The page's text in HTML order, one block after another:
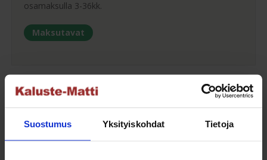
Suostumus Yksityiskohdat Tietoja
osamaksulla 3-36kk.
Maksutavat
Oma turvallinen kuljetus
Kaluste-Matin oma kuljetus on turvallinen tapa
tuotteiden toimitukseen. Saat varmemmin tuotteet